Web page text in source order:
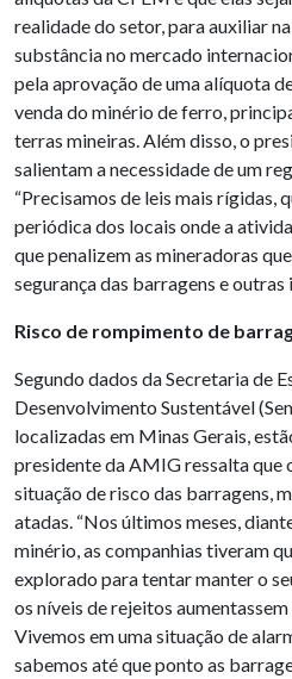
realidade do setor, para auxiliar
substância no mercado
pela aprovação de uma alíquota
venda do minério de ferro,
terras mineiras. Além disso, o
salientam a necessidade de um
“Precisamos de leis mais rígidas,
periódica dos locais onde a
que penalizem as mineradoras
segurança das barragens e
Risco de rompimento de
Segundo dados da Secretaria de
Desenvolvimento Sustentável
localizadas em Minas Gerais,
presidente da AMIG ressalta que
situação de risco das barragens,
atadas. “Nos últimos meses,
minério, as companhias tiveram
explorado para tentar manter o
os níveis de rejeitos
Vivemos em uma situação de
sabemos até que ponto as